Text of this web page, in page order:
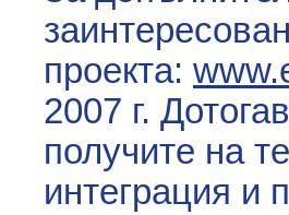
проекта:
2007 г.
получите на
интеграция и